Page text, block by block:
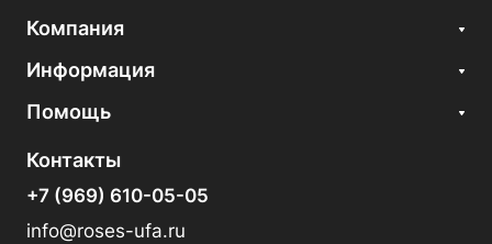
Компания
Информация
Помощь
Контакты
+7 (969) 610-05-05
info@roses-ufa.ru